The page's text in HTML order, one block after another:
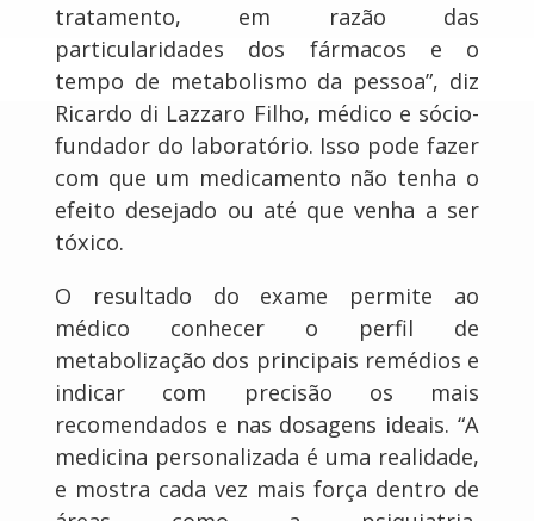
tratamento, em razão das
particularidades dos fármacos e o
tempo de metabolismo da pessoa”, diz
Ricardo di Lazzaro Filho, médico e sócio-
fundador do laboratório. Isso pode fazer
com que um medicamento não tenha o
efeito desejado ou até que venha a ser
tóxico.
O resultado do exame permite ao
médico conhecer o perfil de
metabolização dos principais remédios e
indicar com precisão os mais
recomendados e nas dosagens ideais. “A
medicina personalizada é uma realidade,
e mostra cada vez mais força dentro de